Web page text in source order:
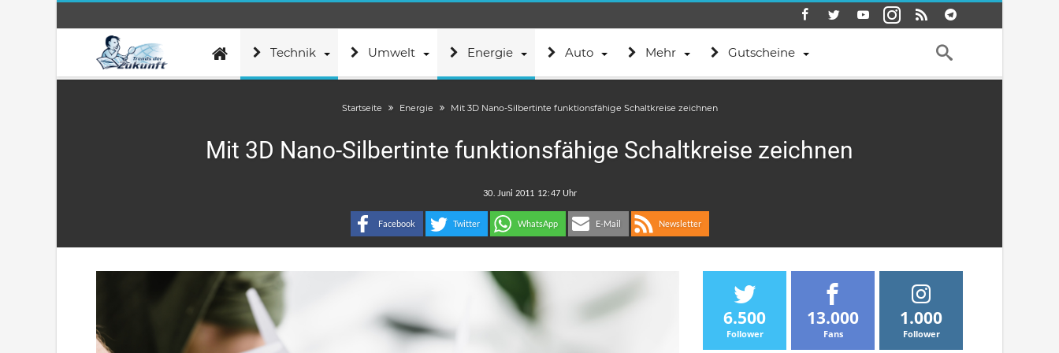
Technik Umwelt Energie Auto Mehr Gutscheine
Startseite Energie Mit 3D Nano-Silbertinte funktionsfähige Schaltkreise zeichnen
Mit 3D Nano-Silbertinte funktionsfähige Schaltkreise zeichnen
:
Facebook Twitter WhatsApp E-Mail Newsletter
6.500
Follower
13.000
Fans
1.000
Follower